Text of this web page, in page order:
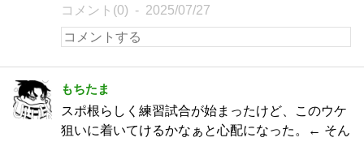
コメント(0) 2025/07/27
もちたま
スポ根らしく練習試合が始まったけど、このウケ
狙いに着いてけるかなぁと心配になった。← そん